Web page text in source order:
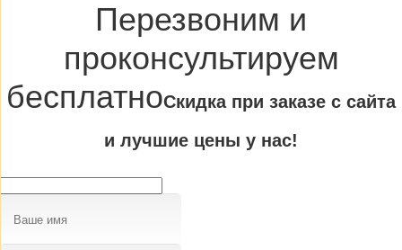
Перезвоним и
проконсультируем
бесплатноCкидка при заказе с сайта
и лучшие цены у нас!